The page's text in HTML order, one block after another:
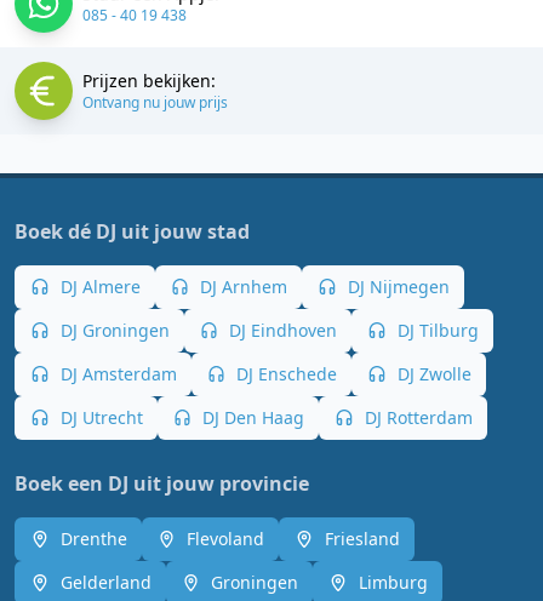
085 - 40 19 438
Prijzen bekijken:
Ontvang nu jouw prijs
Boek dé DJ uit jouw stad
DJ Almere DJ Arnhem
DJ Nijmegen
DJ Groningen
DJ Eindhoven
DJ Tilburg
DJ Amsterdam
DJ Enschede
DJ Zwolle
DJ Utrecht
DJ Den Haag DJ Rotterdam
Boek een DJ uit jouw provincie
Drenthe Flevoland
Friesland
Gelderland
Groningen
Limburg